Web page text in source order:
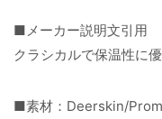
■メーカー説明文引用
クラシカルで保温性に
■素材：Deerskin/